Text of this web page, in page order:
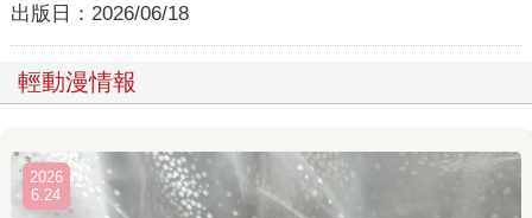
出版日： 2026/06/18
輕動漫情報
2026
6.24